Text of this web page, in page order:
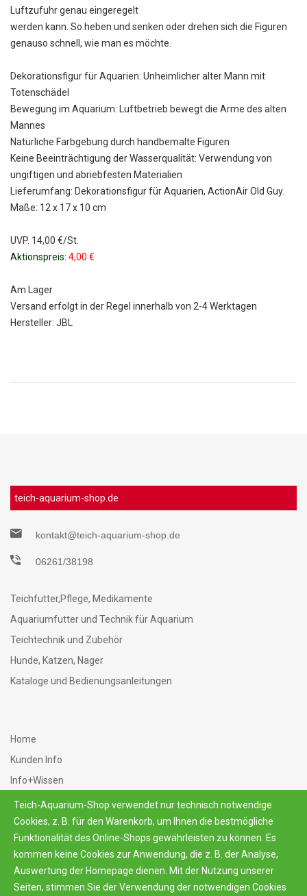
Teich-Aquarium-Shop verwendet nur technisch notwendige
Cookies, z. B. für den Warenkorb, um Ihnen die bestmögliche
Funktionalität des Online-Shops gewährleisten zu können. Es
kommen keine Cookies zur Anwendung, die z. B. der Analyse,
Auswertung der Homepage dienen. Mit der Nutzung unserer
Seiten, stimmen Sie der Verwendung der notwendigen Cookies
Luftzufuhr genau eingeregelt
werden kann. So heben und senken oder drehen sich die Figuren
genauso schnell, wie man es möchte.
Dekorationsfigur für Aquarien: Unheimlicher alter Mann mit
Totenschädel
Bewegung im Aquarium: Luftbetrieb bewegt die Arme des alten
Mannes
Natürliche Farbgebung durch handbemalte Figuren
Keine Beeinträchtigung der Wasserqualität: Verwendung von
ungiftigen und abriebfesten Materialien
Lieferumfang: Dekorationsfigur für Aquarien, ActionAir Old Guy.
Maße: 12 x 17 x 10 cm
UVP. 14,00 €/St.
Aktionspreis: 4,00 €
Am Lager
Versand erfolgt in der Regel innerhalb von 2-4 Werktagen
Hersteller: JBL
teich-aquarium-shop.de
kontakt@teich-aquarium-shop.de
06261/38198
Teichfutter,Pflege, Medikamente
Aquariumfutter und Technik für Aquarium
Teichtechnik und Zubehör
Hunde, Katzen, Nager
Kataloge und Bedienungsanleitungen
Home
Kunden Info
Info+Wissen
AGB
Datenschutz
Kontakt+Impressum